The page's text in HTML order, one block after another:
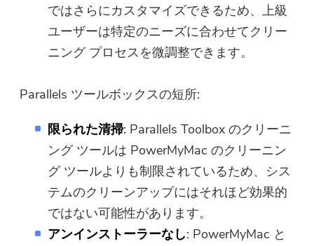
ではさらにカスタマイズできるため、上級
ユーザーは特定のニーズに合わせてクリー
ニング プロセスを微調整できます。
Parallels ツールボックスの短所:
限られた清掃: Parallels Toolbox のクリーニ
ング ツールは PowerMyMac のクリーニン
グ ツールよりも制限されているため、シス
テムのクリーンアップにはそれほど効果的
ではない可能性があります。
アンインストーラーなし: PowerMyMac と
フトウェアを直接購入することもで
きます。